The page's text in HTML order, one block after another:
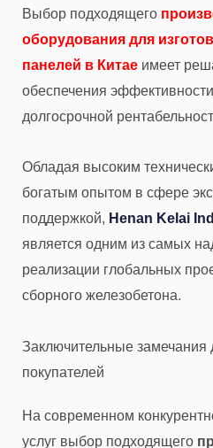
Выбор подходящего
оборудования для
панелей в Китае имеет
обеспечения
долгосрочной
Обладая высоким
богатым опытом в сфере
поддержкой, Henan Kelai
является одним из самых
реализации глобальных
сборного железобетона.
Заключительные
покупателей
На современном
услуг выбор подходящего